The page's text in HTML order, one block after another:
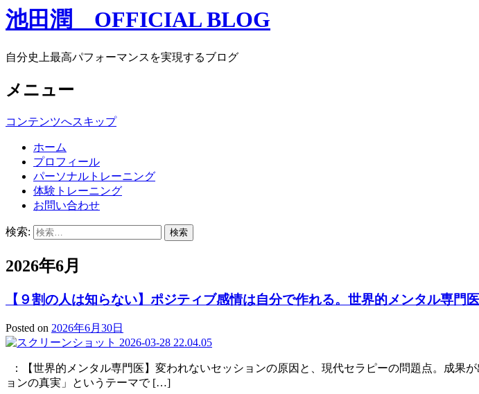
池田潤 OFFICIAL BLOG
自分史上最高パフォーマンスを実現するブログ
メニュー
コンテンツへスキップ
ホーム
プロフィール
パーソナルトレーニング
体験トレーニング
お問い合わせ
検索:
2026年6月
【９割の人は知らない】ポジティブ感情は自分で作れる。世界的メンタル専門
Posted on 2026年6月30日
：【世界的メンタル専門医】変われないセッションの原因と、現代セラピーの問題点。成
ョンの真実」というテーマで […]